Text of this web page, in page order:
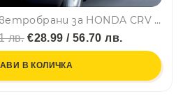
Комплект от 4бр. ветробрани за HONDA CRV 2007-2010
лв.€28.99 / 56.70 лв.
В КОЛИЧКА